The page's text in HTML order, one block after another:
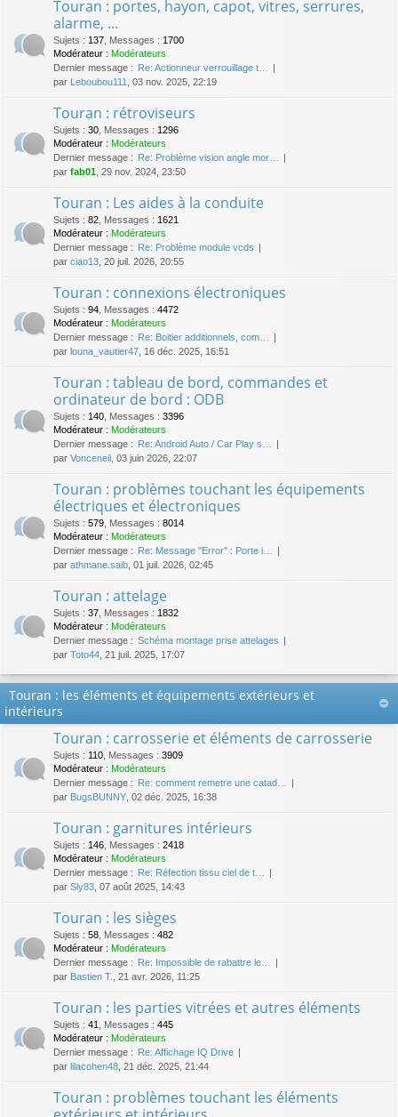
Touran : portes, hayon, capot, vitres, serrures,
alarme, ...
Sujets : 137 Messages : 1700
Modérateur : Modérateurs
Dernier message : Re: Actionneur verrouillage t…
par Leboubou111 , 03 nov. 2025, 22:19
Touran : rétroviseurs
Sujets : 30 Messages : 1296
Modérateur : Modérateurs
Dernier message : Re: Problème vision angle mor…
par fab01 , 29 nov. 2024, 23:50
Touran : Les aides à la conduite
Sujets : 82 Messages : 1621
Modérateur : Modérateurs
Dernier message : Re: Problème module vcds
par ciao13 , 20 juil. 2026, 20:55
Touran : connexions électroniques
Sujets : 94 Messages : 4472
Modérateur : Modérateurs
Dernier message : Re: Boitier additionnels, com…
par louna_vautier47 , 16 déc. 2025, 16:51
Touran : tableau de bord, commandes et
ordinateur de bord : ODB
Sujets : 140 Messages : 3396
Modérateur : Modérateurs
Dernier message : Re: Android Auto / Car Play s…
par Vonceneil , 03 juin 2026, 22:07
Touran : problèmes touchant les équipements
électriques et électroniques
Sujets : 579 Messages : 8014
Modérateur : Modérateurs
Dernier message : Re: Message "Error" : Porte i…
par athmane.saib , 01 juil. 2026, 02:45
Touran : attelage
Sujets : 37 Messages : 1832
Modérateur : Modérateurs
Dernier message : Schéma montage prise attelages
par Toto44 , 21 juil. 2025, 17:07
Touran : les éléments et équipements extérieurs et
intérieurs
Touran : carrosserie et éléments de carrosserie
Sujets : 110 Messages : 3909
Modérateur : Modérateurs
Dernier message : Re: comment remetre une catad…
par BugsBUNNY , 02 déc. 2025, 16:38
Touran : garnitures intérieurs
Sujets : 146 Messages : 2418
Modérateur : Modérateurs
Dernier message : Re: Réfection tissu ciel de t…
par Sly83 , 07 août 2025, 14:43
Touran : les sièges
Sujets : 58 Messages : 482
Modérateur : Modérateurs
Dernier message : Re: Impossible de rabattre le…
par Bastien T. , 21 avr. 2026, 11:25
Touran : les parties vitrées et autres éléments
Sujets : 41 Messages : 445
Modérateur : Modérateurs
Dernier message : Re: Affichage IQ Drive
par lilacohen48 , 21 déc. 2025, 21:44
Touran : problèmes touchant les éléments